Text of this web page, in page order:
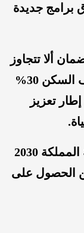
برامج جديدة
ألا تتجاوز
نسبة ما تدفعه هذه الأسر على تكاليف السكن 30%
تعزيز
ويأتي هذا التوجه ضمن مبادرات رؤية المملكة 2030
الحصول على